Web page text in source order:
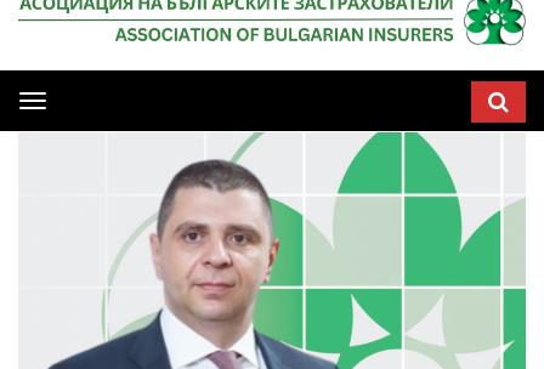
Мобилна
навигация